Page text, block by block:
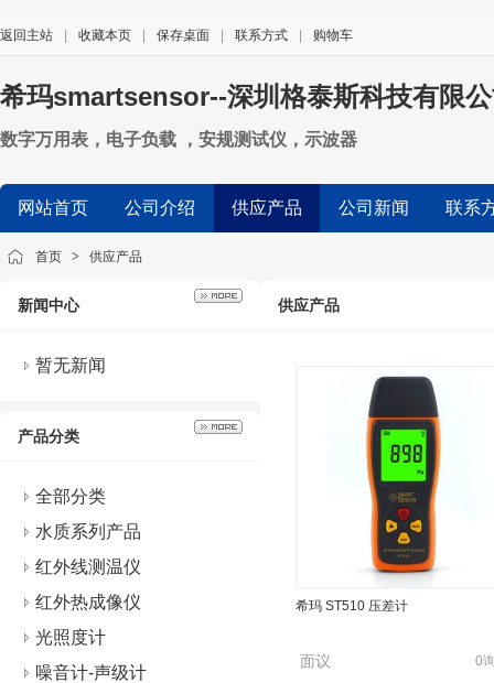
返回主站 收藏本页 保存桌面 联系方式 购物车
希玛smartsensor--深圳格泰斯科技有限
数字万用表，电子负载 ，安规测试仪，示波器
网站首页 公司介绍 供应产品 公司新闻 联系
首页 > 供应产品
新闻中心
暂无新闻
产品分类
全部分类
水质系列产品
红外线测温仪
红外热成像仪
光照度计
噪音计-声级计
供应产品
希玛 ST510 压差计
面议 0